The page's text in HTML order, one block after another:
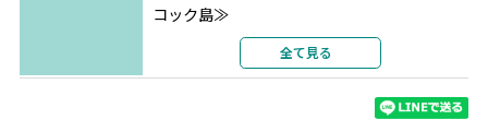
コック島≫
嬉しい！到着日から楽しめる、往路同日到着
全て見る